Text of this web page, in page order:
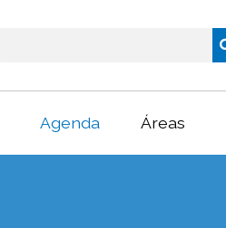
Agenda Áreas